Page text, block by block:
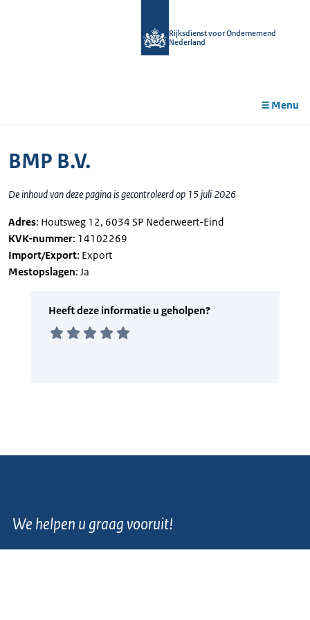
Rijksdienst voor Ondernemend
Nederland
Menu
BMP B.V.
De inhoud van deze pagina is gecontroleerd op 15 juli 2026
Adres: Houtsweg 12, 6034 SP Nederweert-Eind
KVK-nummer: 14102269
Import/Export: Export
Mestopslagen: Ja
We helpen u graag vooruit!